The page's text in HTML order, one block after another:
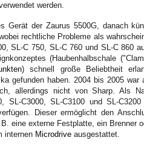
werden.
Gerät der Zaurus 5500G, danach
rechtliche Probleme als
SL-C 750, SL-C 760 und SL-C 860
(Haubenhalbschale
) schnell große Beliebtheit
gefunden haben. 2004 bis 2005
allerdings nicht von Sharp. Als
SL-C3000, SL-C3100 und SL-
Dieser ermöglicht den
eine externe Festplatte, ein Brenner
internen Microdrive ausgestattet.